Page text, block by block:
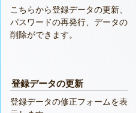
こちらから登録データの更新、
パスワードの再発行、データの
削除ができます。
登録データの更新
登録データの修正フォームを表